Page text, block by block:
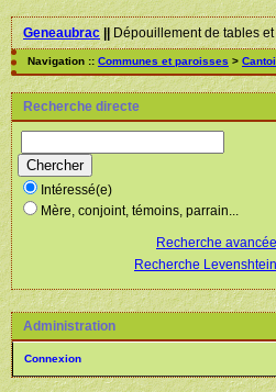
Geneaubrac||Dépouillement de tables
Navigation :: Communes et paroisses >
Recherche directe
Intéressé(e)
Mère, conjoint, témoins, parrain...
Recherche avancée
Recherche Levenshtein
Administration
Connexion